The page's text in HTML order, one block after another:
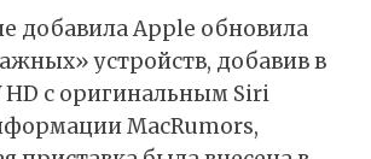
добавила Apple обновила
устройств, добавив в
HD с оригинальным Siri
MacRumors,